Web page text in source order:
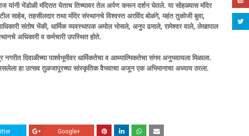
यांनी भेंडोळी मंदिरात येताच तिच्यावर तेल अर्पण करून दर्शन घेतले. या सोहळ्यास मंदिर
साहेब, तहसीलदार तथा मंदिर संस्थानचे विश्वस्त अरविंद बोळंगे, महंत तुकोजी बुवा,
संतोष भेंकी, धार्मिक व्यवस्थापक अमोल भोसले, अनुप ढमाले, रामेश्वर वाले, लेखापाल
अधिकारी व कर्मचारी उपस्थित होते.
दिवाळीच्या पार्श्वभूमीवर धार्मिकतेचा व आध्यात्मिकतेचा संगम अनुभवायला मिळाला.
हा उत्सव तुळजापूरच्या सांस्कृतिक वैभवाचा अजून एक अभिमानाचा अध्याय ठरला.
Google+